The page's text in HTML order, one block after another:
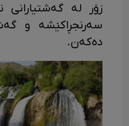
زۆر لە گەشتیارانی
سەرنجڕاکێشە و
دەکەن.